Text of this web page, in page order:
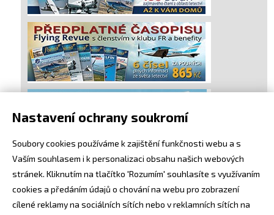
Nastavení ochrany soukromí
Soubory cookies používáme k zajištění funkčnosti webu a s
Vaším souhlasem i k personalizaci obsahu našich webových
stránek. Kliknutím na tlačítko 'Rozumím' souhlasíte s využívaním
cookies a předáním údajů o chování na webu pro zobrazení
cílené reklamy na sociálních sítích nebo v reklamních sítích na